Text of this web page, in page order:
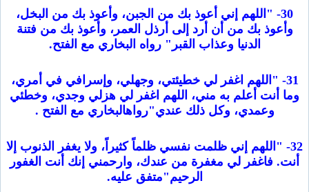
30- "اللهم إني أعوذ بك من الجبن، وأعوذ بك من البخل،
وأعوذ بك من أن أرد إلى أرذل العمر، وأعوذ بك من فتنة
الدنيا وعذاب القبر" رواه البخاري مع الفتح.
31- "اللهم اغفر لي خطيئتي، وجهلي، وإسرافي في أمري،
وما أنت أعلم به مني، اللهم اغفر لي هزلي وجدي، وخطئي
وعمدي، وكل ذلك عندي"رواهالبخاري مع الفتح .
32- "اللهم إني ظلمت نفسي ظلماً كثيراً، ولا يغفر الذنوب إلا
أنت. فاغفر لي مغفرة من عندك، وارحمني إنك أنت الغفور
الرحيم"متفق عليه.